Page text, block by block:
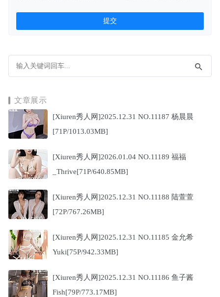
文章展示
[Xiuren秀人网]2025.12.31 NO.11187 杨晨晨
[71P/1013.03MB]
[Xiuren秀人网]2026.01.04 NO.11189 福福
_Thrive[71P/640.85MB]
[Xiuren秀人网]2025.12.31 NO.11188 陆萱萱
[72P/767.26MB]
[Xiuren秀人网]2025.12.31 NO.11185 金允希
Yuki[75P/942.33MB]
[Xiuren秀人网]2025.12.31 NO.11186 鱼子酱
Fish[79P/773.17MB]